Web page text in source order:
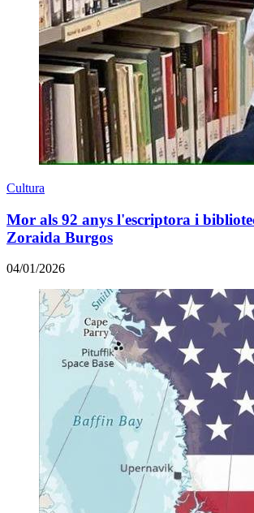
Cultura
Mor als 92 anys l'escriptora i
Zoraida Burgos
04/01/2026